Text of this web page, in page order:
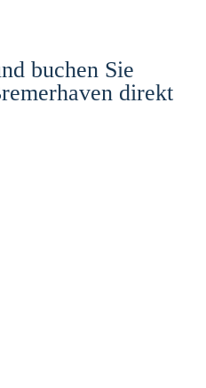
buchen Sie
direkt